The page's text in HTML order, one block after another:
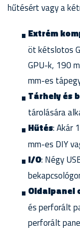
hűtésért vagy a
Extrém
öt kétslotos
GPU-k, 190
mm-es
Tárhely és
tárolására
Hűtés: Akár
mm-es DIY
I/O: Négy
Oldalpanel
és perforált
perforált